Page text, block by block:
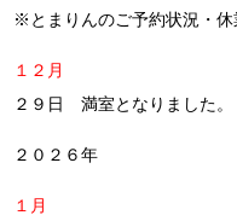
※とまりんのご予約状況・休
１２月
２９日 満室となりました。
２０２６年
１月